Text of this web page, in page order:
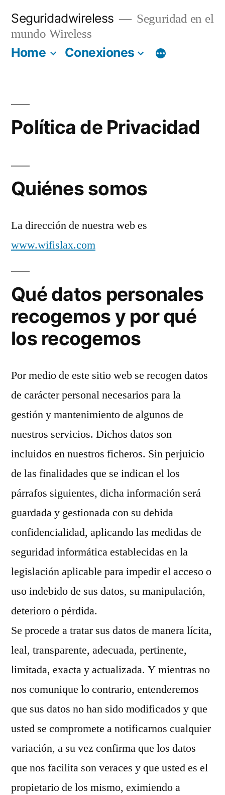
contenido
Seguridadwireless
Seguridad en el
mundo Wireless
Home Conexiones
Política de Privacidad
Quiénes somos
La dirección de nuestra web es
www.wifislax.com
Qué datos personales
recogemos y por qué
los recogemos
Por medio de este sitio web se recogen datos
de carácter personal necesarios para la
gestión y mantenimiento de algunos de
nuestros servicios. Dichos datos son
incluidos en nuestros ficheros. Sin perjuicio
de las finalidades que se indican el los
párrafos siguientes, dicha información será
guardada y gestionada con su debida
confidencialidad, aplicando las medidas de
seguridad informática establecidas en la
legislación aplicable para impedir el acceso o
uso indebido de sus datos, su manipulación,
deterioro o pérdida.
Se procede a tratar sus datos de manera lícita,
leal, transparente, adecuada, pertinente,
limitada, exacta y actualizada. Y mientras no
nos comunique lo contrario, entenderemos
que sus datos no han sido modificados y que
usted se compromete a notificarnos cualquier
variación, a su vez confirma que los datos
que nos facilita son veraces y que usted es el
propietario de los mismo, eximiendo a